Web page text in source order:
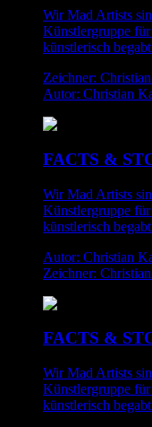
Wir Mad Artists
Künstlergruppe
künstlerisch
Zeichner:
Autor: Christian
FACTS &
Wir Mad Artists
Künstlergruppe
künstlerisch
Autor: Christian
Zeichner:
FACTS &
Wir Mad Artists
Künstlergruppe
künstlerisch